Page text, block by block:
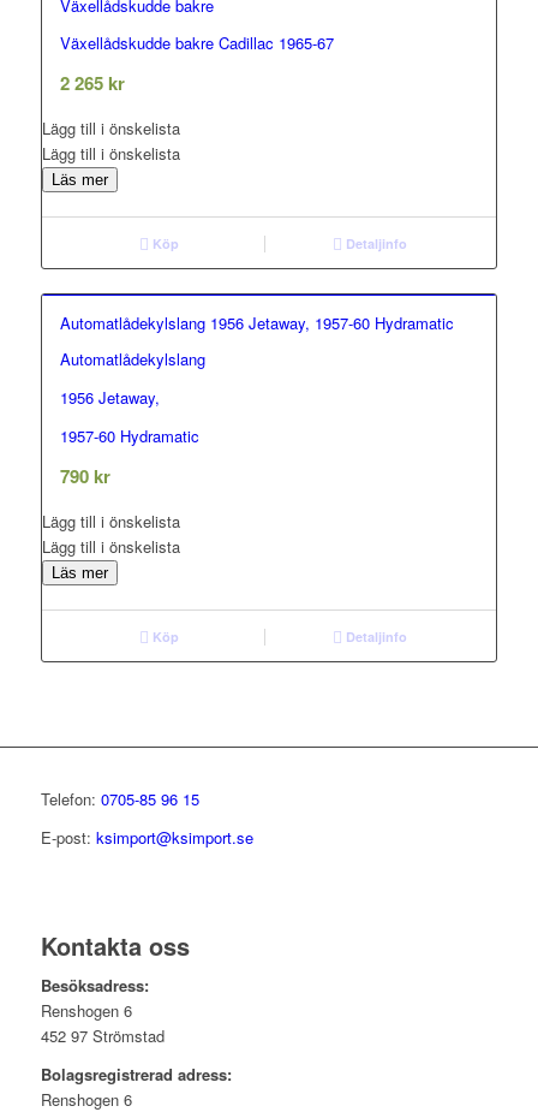
Växellådskudde bakre
Växellådskudde bakre Cadillac 1965-67
2 265 kr
Lägg till i önskelista
Lägg till i önskelista
Läs mer
Köp Detaljinfo
Automatlådekylslang 1956 Jetaway, 1957-60 Hydramatic
Automatlådekylslang
1956 Jetaway,
1957-60 Hydramatic
790 kr
Lägg till i önskelista
Lägg till i önskelista
Läs mer
Köp Detaljinfo
Telefon: 0705-85 96 15
E-post: ksimport@ksimport.se
Kontakta oss
Besöksadress:
Renshogen 6
452 97 Strömstad
Bolagsregistrerad adress:
Renshogen 6